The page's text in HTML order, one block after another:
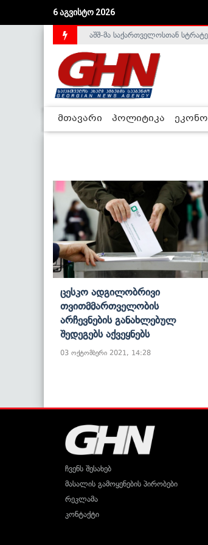
6 აგვისტო 2026
აშშ-მა საქართველოსთან
მთავარი პოლიტიკა
Ცესკო Ადგილობრივი
Თვითმმართველობის
Არჩევნების Განახლებულ
Შედეგებს Აქვეყნებს
03 ოქტომბერი 2021, 14:28
ჩვენს შესახებ
მასალის გამოყენების პირობები
რეკლამა
კონტაქტი